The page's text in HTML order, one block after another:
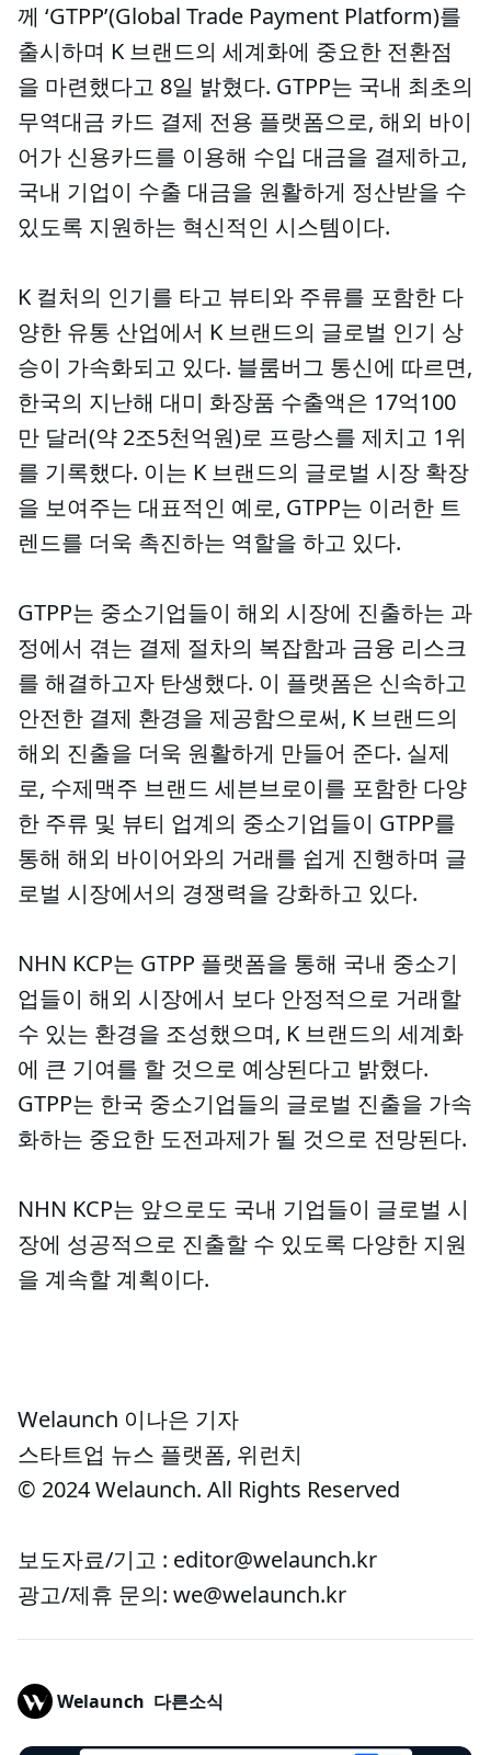
께 ‘GTPP’(Global Trade Payment Platform)를
출시하며 K 브랜드의 세계화에 중요한 전환점
을 마련했다고 8일 밝혔다. GTPP는 국내 최초의
무역대금 카드 결제 전용 플랫폼으로, 해외 바이
어가 신용카드를 이용해 수입 대금을 결제하고,
국내 기업이 수출 대금을 원활하게 정산받을 수
있도록 지원하는 혁신적인 시스템이다.
K 컬처의 인기를 타고 뷰티와 주류를 포함한 다
양한 유통 산업에서 K 브랜드의 글로벌 인기 상
승이 가속화되고 있다. 블룸버그 통신에 따르면,
한국의 지난해 대미 화장품 수출액은 17억100
만 달러(약 2조5천억원)로 프랑스를 제치고 1위
를 기록했다. 이는 K 브랜드의 글로벌 시장 확장
을 보여주는 대표적인 예로, GTPP는 이러한 트
렌드를 더욱 촉진하는 역할을 하고 있다.
GTPP는 중소기업들이 해외 시장에 진출하는 과
정에서 겪는 결제 절차의 복잡함과 금융 리스크
를 해결하고자 탄생했다. 이 플랫폼은 신속하고
안전한 결제 환경을 제공함으로써, K 브랜드의
해외 진출을 더욱 원활하게 만들어 준다. 실제
로, 수제맥주 브랜드 세븐브로이를 포함한 다양
한 주류 및 뷰티 업계의 중소기업들이 GTPP를
통해 해외 바이어와의 거래를 쉽게 진행하며 글
로벌 시장에서의 경쟁력을 강화하고 있다.
NHN KCP는 GTPP 플랫폼을 통해 국내 중소기
업들이 해외 시장에서 보다 안정적으로 거래할
수 있는 환경을 조성했으며, K 브랜드의 세계화
에 큰 기여를 할 것으로 예상된다고 밝혔다.
GTPP는 한국 중소기업들의 글로벌 진출을 가속
화하는 중요한 도전과제가 될 것으로 전망된다.
NHN KCP는 앞으로도 국내 기업들이 글로벌 시
장에 성공적으로 진출할 수 있도록 다양한 지원
을 계속할 계획이다.
Welaunch 이나은 기자
스타트업 뉴스 플랫폼, 위런치
© 2024 Welaunch. All Rights Reserved
보도자료/기고 : editor@welaunch.kr
광고/제휴 문의: we@welaunch.kr
Welaunch 다른소식